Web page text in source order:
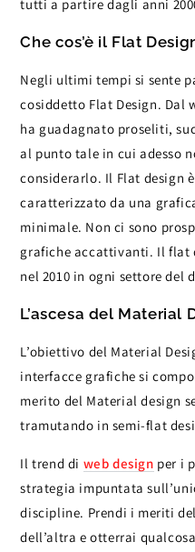
tutti a partire dagli anni
Che cos’è il Flat
Negli ultimi tempi si sente
cosiddetto Flat Design. Dal
ha guadagnato proseliti,
al punto tale in cui adesso
considerarlo. Il Flat design
caratterizzato da una
minimale. Non ci sono
grafiche accattivanti. Il flat
nel 2010 in ogni settore del
L’ascesa del Material
L’obiettivo del Material
interfacce grafiche si
merito del Material design
tramutando in semi-flat
Il trend di web design per i
strategia impuntata
discipline. Prendi i meriti
dell’altra e otterrai